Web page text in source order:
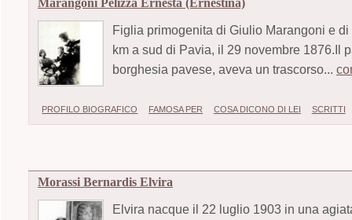
Marangoni Pelizza Ernesta (Ernestina)
Figlia primogenita di Giulio Marangoni e
km a sud di Pavia, il 29 novembre 1876.Il
borghesia pavese, aveva un trascorso...
PROFILO BIOGRAFICO FAMOSA PER COSA DICONO DI LEI SCRITTI
Morassi Bernardis Elvira
Elvira nacque il 22 luglio 1903 in una